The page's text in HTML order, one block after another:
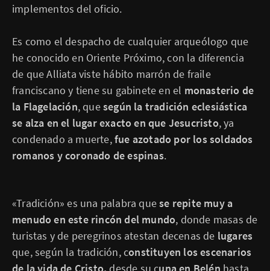
implementos del oficio.
Es como el despacho de cualquier arqueólogo que
he conocido en Oriente Próximo, con la diferencia
de que Alliata viste hábito marrón de fraile
franciscano y tiene su gabinete en el monasterio de
la Flagelación, quesegún la tradición eclesiástica
se alza en el lugar exacto en que Jesucristo, ya
condenado a muerte,fue azotado por los soldados
romanos y coronado de espinas.
«Tradición» es una palabra quese repite muy a
menudo en este rincón del mundo, donde ma­sas de
turistas y de peregrinos atestan decenas de lugares
que, según la tradición, constituyen los escenarios